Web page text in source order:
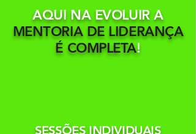
AQUI NA EVOLUIR A
MENTORIA DE LIDERANÇA
É COMPLETA!
SESSÕES INDIVIDUAIS